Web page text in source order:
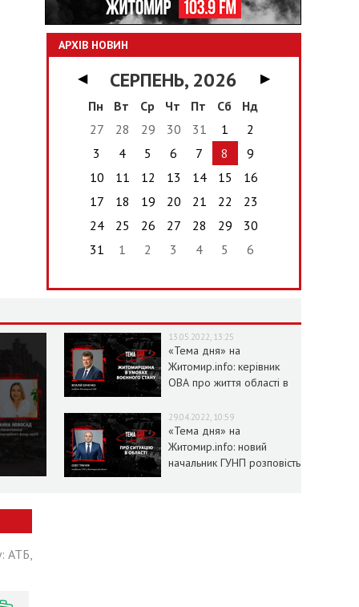
АРХІВ НОВИН
◀ СЕРПЕНЬ, 2026
▶
Пн
Вт Ср Чт Пт Сб
Нд
27
28 29 30 31 1
2
3
4 5 6 7 8
9
10
11 12 13 14 15
16
17
18 19 20 21 22
23
24
25 26 27 28 29
30
31
1 2 3 4 5 6
13.05.2022, 13:25
«Тема дня» на
Житомир.info: керівник
ОВА про життя області в
29.04.2022, 10:59
«Тема дня» на
Житомир.info: новий
начальник ГУНП розповість
АТБ,